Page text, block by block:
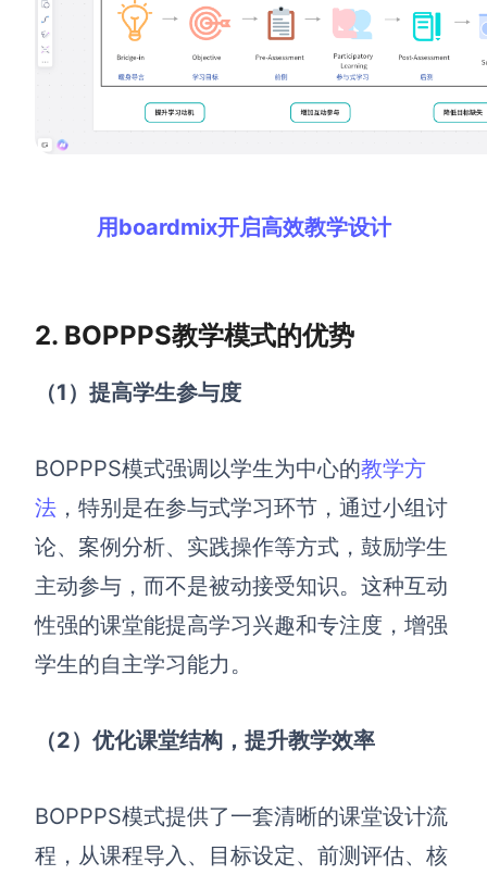
创意与绘图
AI生成流程图
AI生成甘特图
AI生成组织结构图
AI生成商业画布
AI生成5Why分析
AI生成平衡计分卡
AI生成胜任力模型
AI生成价值链
数据分析与策略
AI生成用户画像
AI生成Smart分析
AI生成波特五力模型
AI生成竞品分析
AI生成安索夫矩阵
智能创作
AI生成PPT
AI对话
用boardmix开启高效教学设计
2. BOPPPS教学模式的优势
（1）提高学生参与度
BOPPPS模式强调以学生为中心的教学方
法 ，特别是在参与式学习环节，通过小组讨
论、案例分析、实践操作等方式，鼓励学生
主动参与，而不是被动接受知识。这种互动
性强的课堂能提高学习兴趣和专注度，增强
学生的自主学习能力。
（2）优化课堂结构，提升教学效率
BOPPPS模式提供了一套清晰的课堂设计流
程，从课程导入、目标设定、前测评估、核